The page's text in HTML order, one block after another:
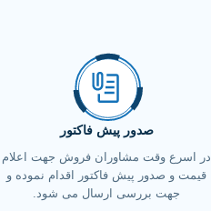
صدور پیش فاکتور
در اسرع وقت مشاوران فروش جهت اعلام
قیمت و صدور پیش فاکتور اقدام نموده و
جهت بررسی ارسال می شود.